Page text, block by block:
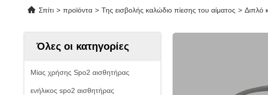
Σπίτι > προϊόντα > Της εισβολής καλώδιο πίεσης του αίματος > Διπλό
Όλες οι κατηγορίες
Μίας χρήσης Spo2 αισθητήρας
ενήλικος spo2 αισθητήρας